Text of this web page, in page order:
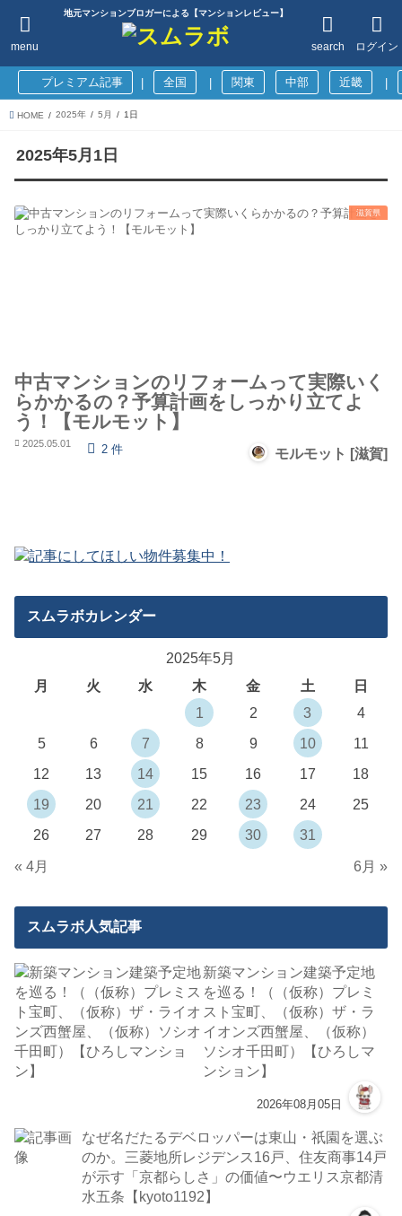
地元マンションブロガーによる【マンションレビュー】
ログイン
search
menu
プレミアム記事 全国 関東 中部 近畿
HOME 2025年 5月 1日
2025年5月1日
滋賀県
中古マンションのリフォームって実際いく
らかかるの？予算計画をしっかり立てよ
う！【モルモット】
2025.05.01 2 件 モルモット [滋賀]
スムラボカレンダー
2025年5月
月
火 水 木 金 土
日
1
2 3
4
5
6 7 8 9 10
11
12
13 14 15 16 17
18
19
20 21 22 23 24
25
26
27 28 29 30
31
« 4月
6月 »
スムラボ人気記事
新築マンション建築予定地
を巡る！（（仮称）プレミ
スト宝町、（仮称）ザ・ラ
イオンズ西蟹屋、（仮称）
ソシオ千田町）【ひろしマ
ンション】
2026年08月05日
なぜ名だたるデベロッパーは東山・祇園を選ぶ
のか。三菱地所レジデンス16戸、住友商事14戸
が示す「京都らしさ」の価値〜ウエリス京都清
水五条【kyoto1192】